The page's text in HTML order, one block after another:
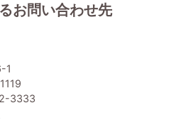
お問い合わせ先
1
3333